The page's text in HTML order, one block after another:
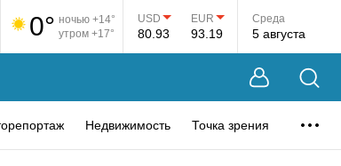
0° ночью +14°
утром +17°
USD
80.93
EUR
93.19
Среда
5 августа
Недвижимость Точка зрения